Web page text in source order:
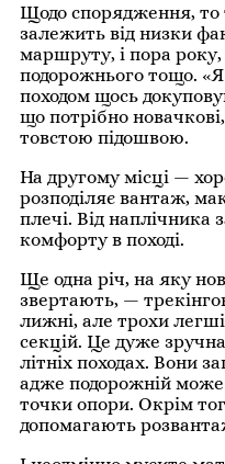
Щодо спорядження, то
залежить від низки
маршруту, і пора року,
подорожнього тощо.
походом щось
що потрібно
товстою підошвою.
На другому місці —
розподіляє вантаж,
плечі. Від наплічника
комфорту в поході.
Ще одна річ, на яку
звертають, —
лижні, але трохи
секцій. Це дуже
літніх походах. Вони
адже подорожній
точки опори. Окрім
допомагають